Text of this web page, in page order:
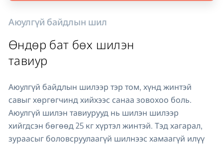
Аюулгүй байдлын шил
Өндөр бат бөх шилэн
тавиур
Аюулгүй байдлын шилээр тэр том, хүнд жинтэй
савыг хөргөгчинд хийхээс санаа зовохоо боль.
Аюулгүй шилэн тавиурууд нь шилэн шилээр
хийгдсэн бөгөөд 25 кг хүртэл жинтэй. Тэд хагарал,
зураасыг боловсруулаагүй шилнээс хамаагүй илүү